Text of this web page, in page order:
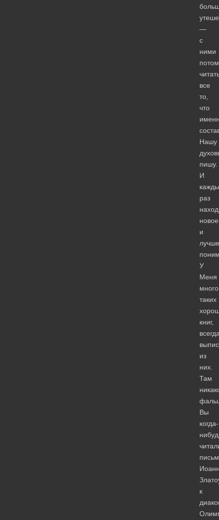
—
с
ними
потом
все
то,
что
Нашу
пишу.
И
раз
новое
и
лучше
У
Меня
много
таких
книг,
из
них.
Там
Вы
когда-
к